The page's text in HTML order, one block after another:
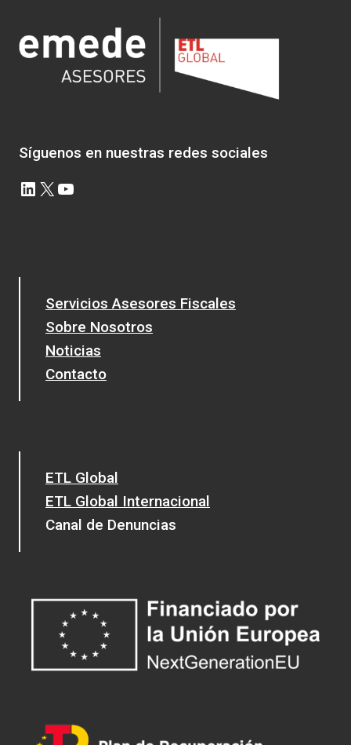
EN
LOTERIAS,
CONCURSOS
Síguenos en nuestras redes sociales
LinkedIn
X YouTube
Servicios Asesores Fiscales
Sobre Nosotros
Noticias
Contacto
ETL Global
ETL Global Internacional
Canal de Denuncias